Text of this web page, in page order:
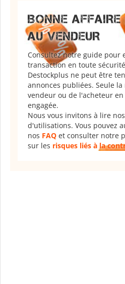
BONNE AFFAIRE
AU VENDEUR
Consultez notre guide pour
transaction en toute
Destockplus ne peut être
annonces publiées. Seule
vendeur ou de l'acheteur
engagée.
Nous vous invitons à lire
d'utilisations. Vous pouvez
nos FAQ et consulter notre
sur les risques liés à la